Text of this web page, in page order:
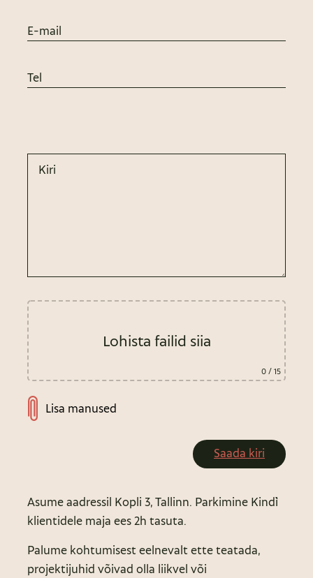
Lohista failid siia
0/ 15
Lisa manused
Asume aadressil Kopli 3, Tallinn. Parkimine Kind`i
klientidele maja ees 2h tasuta.
Palume kohtumisest eelnevalt ette teatada,
projektijuhid võivad olla liikvel või